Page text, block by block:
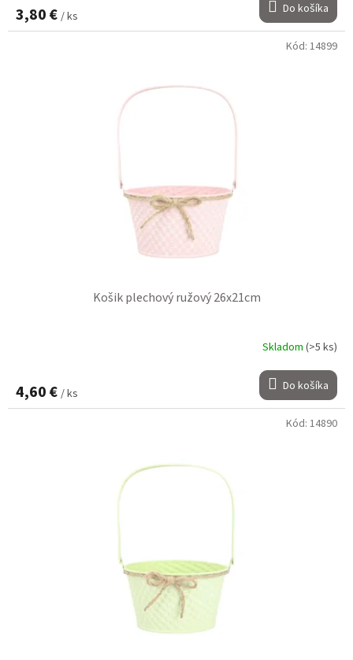
3,80 € / ks Do košíka
Košik plechový ružový 26x21cm
Skladom (>5 ks)
4,60 € / ks Do košíka
Kód: 14899
Kód: 14890